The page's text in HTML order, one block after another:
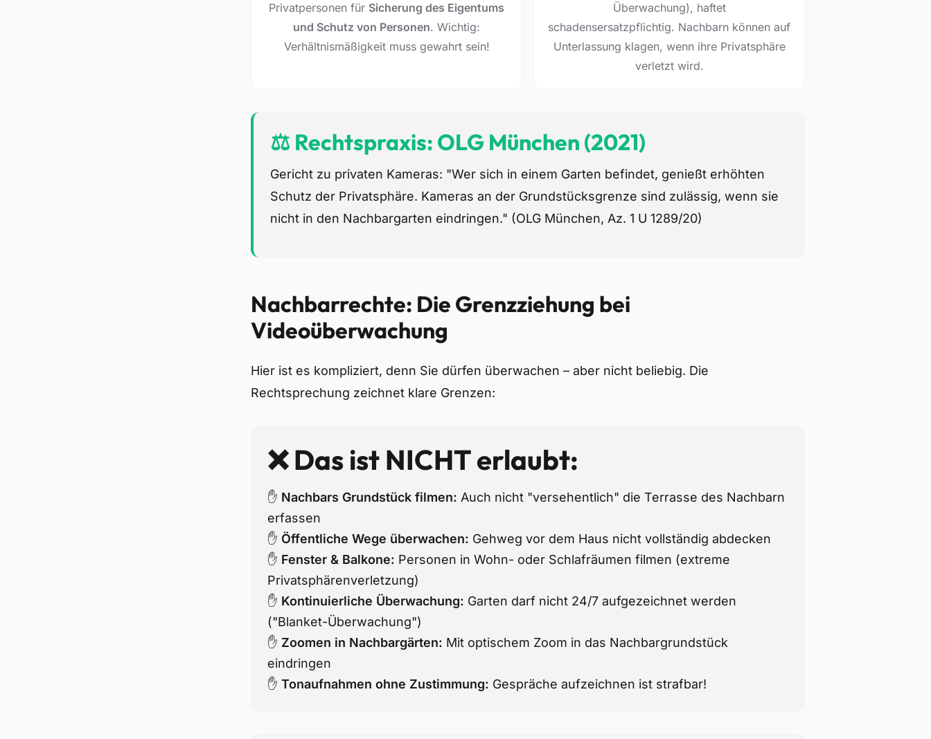
Privatpersonen für Sicherung des Eigentums
und Schutz von Personen. Wichtig:
Verhältnismäßigkeit muss gewahrt sein!
Überwachung), haftet
schadensersatzpflichtig. Nachbarn können auf
Unterlassung klagen, wenn ihre Privatsphäre
verletzt wird.
⚖️ Rechtspraxis: OLG München (2021)
Gericht zu privaten Kameras: "Wer sich in einem Garten befindet, genießt erhöhten
Schutz der Privatsphäre. Kameras an der Grundstücksgrenze sind zulässig, wenn sie
nicht in den Nachbargarten eindringen." (OLG München, Az. 1 U 1289/20)
Nachbarrechte: Die Grenzziehung bei
Videoüberwachung
Hier ist es kompliziert, denn Sie dürfen überwachen – aber nicht beliebig. Die
Rechtsprechung zeichnet klare Grenzen:
❌ Das ist NICHT erlaubt:
✋ Nachbars Grundstück filmen: Auch nicht "versehentlich" die Terrasse des Nachbarn
erfassen
✋ Öffentliche Wege überwachen: Gehweg vor dem Haus nicht vollständig abdecken
✋ Fenster & Balkone: Personen in Wohn- oder Schlafräumen filmen (extreme
Privatsphärenverletzung)
✋ Kontinuierliche Überwachung: Garten darf nicht 24/7 aufgezeichnet werden
("Blanket-Überwachung")
✋ Zoomen in Nachbargärten: Mit optischem Zoom in das Nachbargrundstück
eindringen
✋ Tonaufnahmen ohne Zustimmung: Gespräche aufzeichnen ist strafbar!